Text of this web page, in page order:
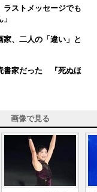
ストメッセージでも
、二人の「違い」と
書家だった 『死ぬほ
画像で見る